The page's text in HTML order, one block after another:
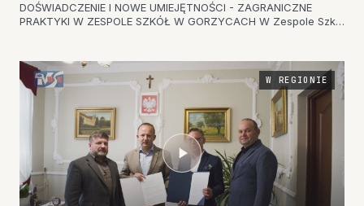
DOŚWIADCZENIE I NOWE UMIEJĘTNOŚCI - ZAGRANICZNE
PRAKTYKI W ZESPOLE SZKÓŁ W GORZYCACH W Zespole Szkół
Erasmus+. Tym razem uczniowie…
W REGIONIE